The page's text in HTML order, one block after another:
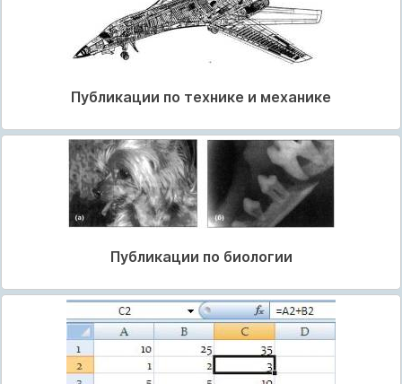
Публикации по технике и механике
Публикации по биологии